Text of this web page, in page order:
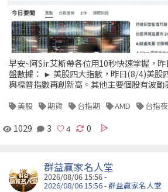
早安~阿Sir.艾斯帶各位用10秒快速掌握，
盤數據： ► 美股四大指數，昨日(8/4)美股
與標普指數再創新高。其他主要個股有波動
美股 期貨 台指期 AMD 台指
1029 3 0
群益贏家名人堂
2026/08/06 15:56 -
2026/08/06 15:56 - 群益贏家名人堂